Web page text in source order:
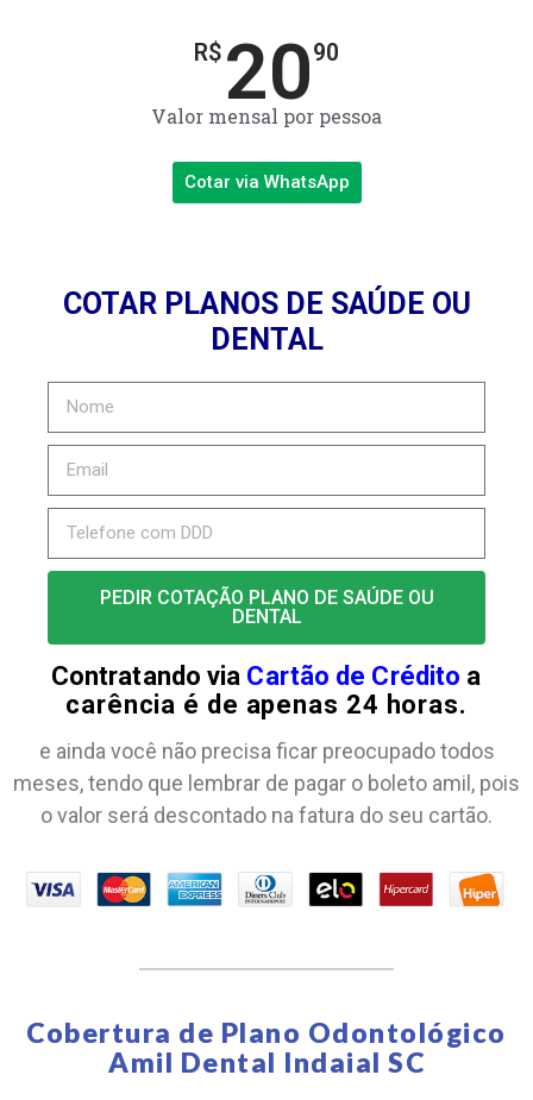
R$ 2090
Valor mensal por pessoa
Cotar via WhatsApp
COTAR PLANOS DE SAÚDE OU
DENTAL
PEDIR COTAÇÃO PLANO DE SAÚDE OU
DENTAL
Contratando via Cartão de Crédito a
carência é de apenas 24 horas.
e ainda você não precisa ficar preocupado todos
meses, tendo que lembrar de pagar o boleto amil, pois
o valor será descontado na fatura do seu cartão.
Cobertura de Plano Odontológico
Amil Dental Indaial SC